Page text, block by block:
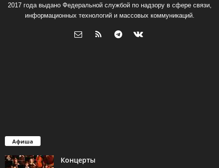
2017 года выдано Федеральной службой по надзору в сфере связи,
информационных технологий и массовых коммуникаций.
Афиша
Концерты